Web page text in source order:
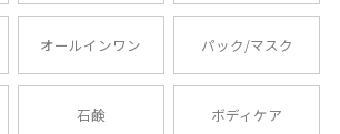
オールインワン パック/マスク
石鹸 ボディケア